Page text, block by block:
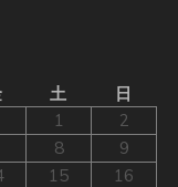
土
日
1
2
8
9
15
16